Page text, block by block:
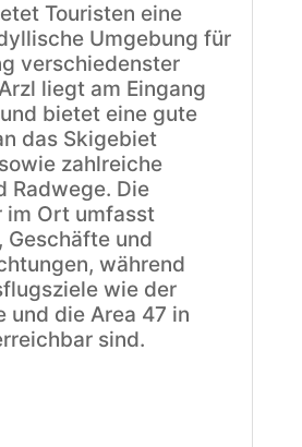
Touristen eine
Umgebung für
verschiedenster
liegt am Eingang
bietet eine gute
das Skigebiet
zahlreiche
Radwege. Die
im Ort umfasst
Geschäfte und
während
wie der
und die Area 47 in
sind.